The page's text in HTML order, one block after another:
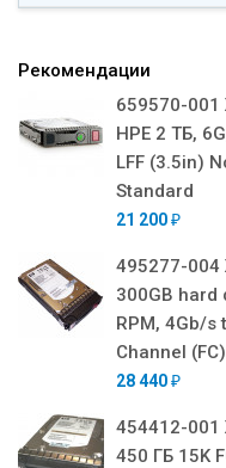
Рекомендации
659570-
HPE 2 ТБ,
LFF (3.5in)
Standard
21 200 ₽
495277-004
300GB hard
RPM, 4Gb/
Channel
28 440 ₽
454412-001
450 ГБ 15K